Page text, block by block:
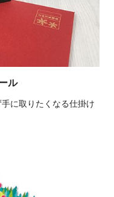
ル
に取りたくなる仕掛け